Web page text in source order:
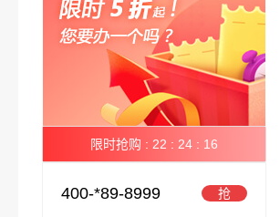
限时抢购 : 22 : 24 : 15
400-*89-8999 抢